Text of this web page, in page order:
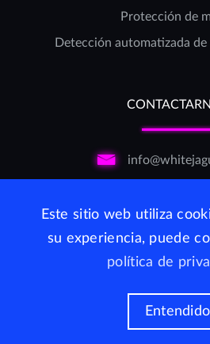
Este sitio web utiliza
su experiencia, puede
política de
Entendido
Protección de
Detección automatizada
732-